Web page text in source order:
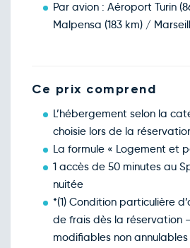
Par avion : Aéroport Turin
Malpensa (183 km) /
Ce prix comprend
L’hébergement selon la
choisie lors de la
La formule « Logement et
1 accès de 50 minutes au
nuitée
*(1) Condition particulière
de frais dès la réservation
modifiables non annulables